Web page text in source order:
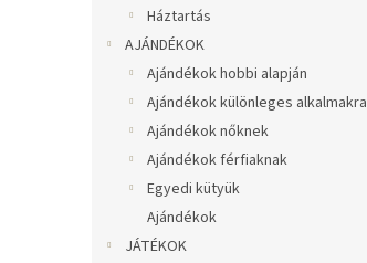
Háztartás
AJÁNDÉKOK
Ajándékok hobbi alapján
Ajándékok különleges alkalmakra
Ajándékok nőknek
Ajándékok férfiaknak
Egyedi kütyük
Ajándékok
JÁTÉKOK